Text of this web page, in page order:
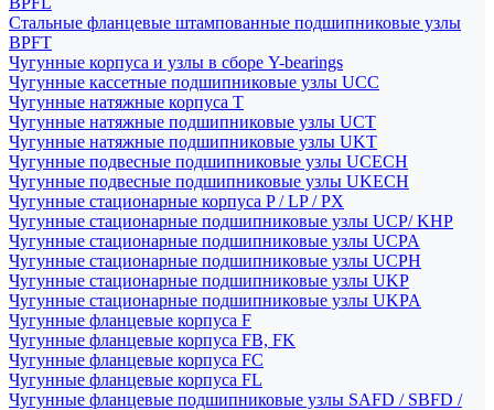
Стальные фланцевые штампованные подшипниковые узлы
BPFT
Чугунные корпуса и узлы в сборе Y-bearings
Чугунные кассетные подшипниковые узлы UCC
Чугунные натяжные корпуса T
Чугунные натяжные подшипниковые узлы UCT
Чугунные натяжные подшипниковые узлы UKT
Чугунные подвесные подшипниковые узлы UCECH
Чугунные подвесные подшипниковые узлы UKECH
Чугунные стационарные корпуса P / LP / PX
Чугунные стационарные подшипниковые узлы UCP/ KHP
Чугунные стационарные подшипниковые узлы UCPA
Чугунные стационарные подшипниковые узлы UCPH
Чугунные стационарные подшипниковые узлы UKP
Чугунные стационарные подшипниковые узлы UKPA
Чугунные фланцевые корпуса F
Чугунные фланцевые корпуса FB, FK
Чугунные фланцевые корпуса FC
Чугунные фланцевые корпуса FL
Чугунные фланцевые подшипниковые узлы SAFD / SBFD /